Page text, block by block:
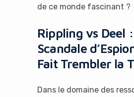
de ce monde fascinant ?
Rippling vs Deel
Scandale
Fait Trembler la
Dans le domaine des